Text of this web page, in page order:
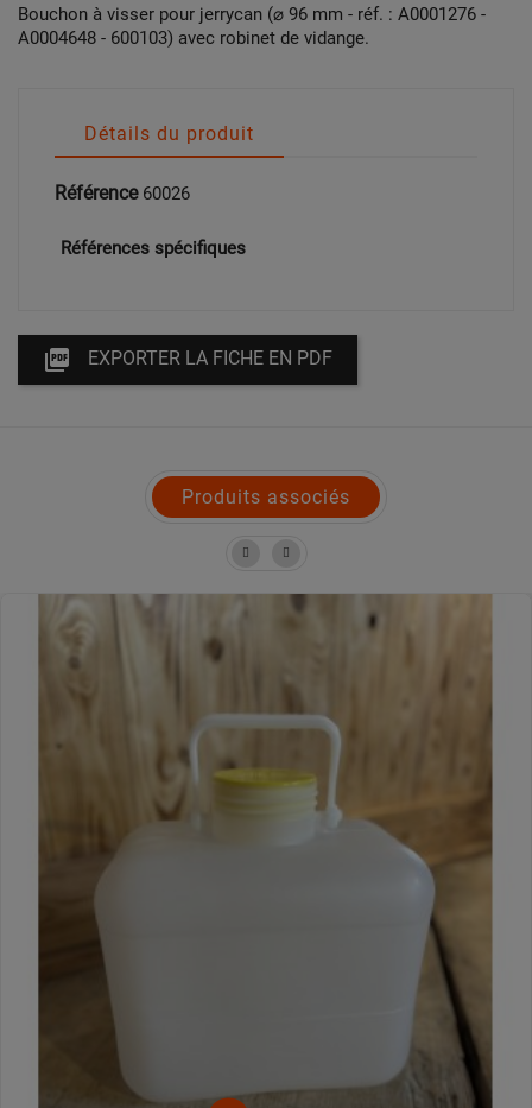
Bouchon à visser pour jerrycan (⌀ 96 mm - réf. : A0001276 -
A0004648 - 600103) avec robinet de vidange.
Détails du produit
Référence 60026
Références spécifiques
 EXPORTER LA FICHE EN PDF
Produits associés